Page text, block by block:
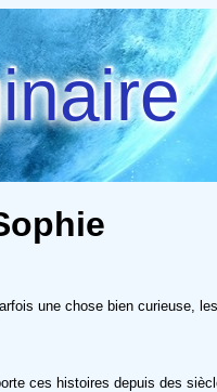
une chose bien curieuse,
ces histoires depuis des